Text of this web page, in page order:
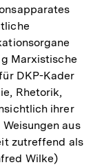
Marxistische
DKP-Kader
Rhetorik,
ihrer
aus
zutreffend als
Wilke)